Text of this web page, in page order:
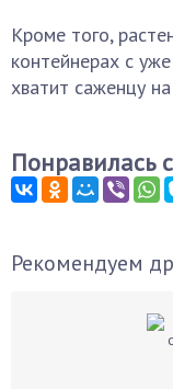
Кроме того,
контейнерах с
хватит саженцу
Понравилась
Рекомендуем